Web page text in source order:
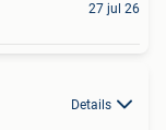
27 jul 26
Details